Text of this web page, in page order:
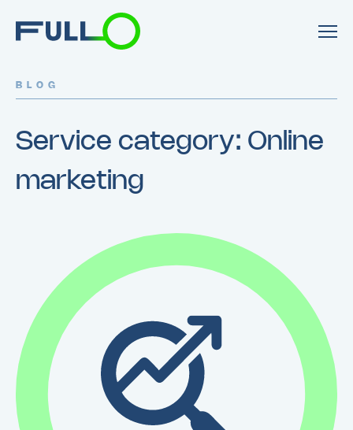
BLOG
Service category: Online
marketing